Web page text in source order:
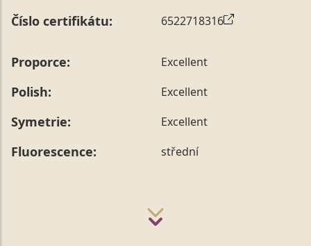
Číslo certifikátu: 6522718316
Proporce: Excellent
Polish: Excellent
Symetrie: Excellent
Fluorescence: střední